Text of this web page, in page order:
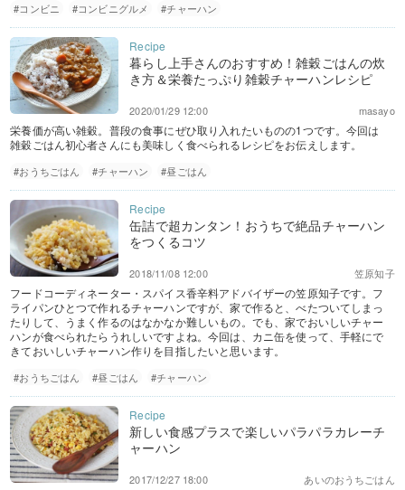
#コンビニ #コンビニグルメ #チャーハン
暮らし上手さんのおすすめ！雑穀ごはんの炊
き方＆栄養たっぷり雑穀チャーハンレシピ
masayo
2020/01/29 12:00
栄養価が高い雑穀。普段の食事にぜひ取り入れたいものの1つです。今回は
雑穀ごはん初心者さんにも美味しく食べられるレシピをお伝えします。
#おうちごはん #チャーハン #昼ごはん
缶詰で超カンタン！おうちで絶品チャーハン
をつくるコツ
笠原知子
2018/11/08 12:00
フードコーディネーター・スパイス香辛料アドバイザーの笠原知子です。フ
ライパンひとつで作れるチャーハンですが、家で作ると、べたついてしまっ
たりして、うまく作るのはなかなか難しいもの。でも、家でおいしいチャー
ハンが食べられたらうれしいですよね。今回は、カニ缶を使って、手軽にで
きておいしいチャーハン作りを目指したいと思います。
#おうちごはん #昼ごはん #チャーハン
新しい食感プラスで楽しいパラパラカレーチ
ャーハン
あいのおうちごはん
2017/12/27 18:00